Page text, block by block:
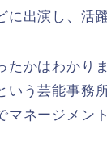
に出演し、活
たかはわかり
いう芸能事務
マネージメン